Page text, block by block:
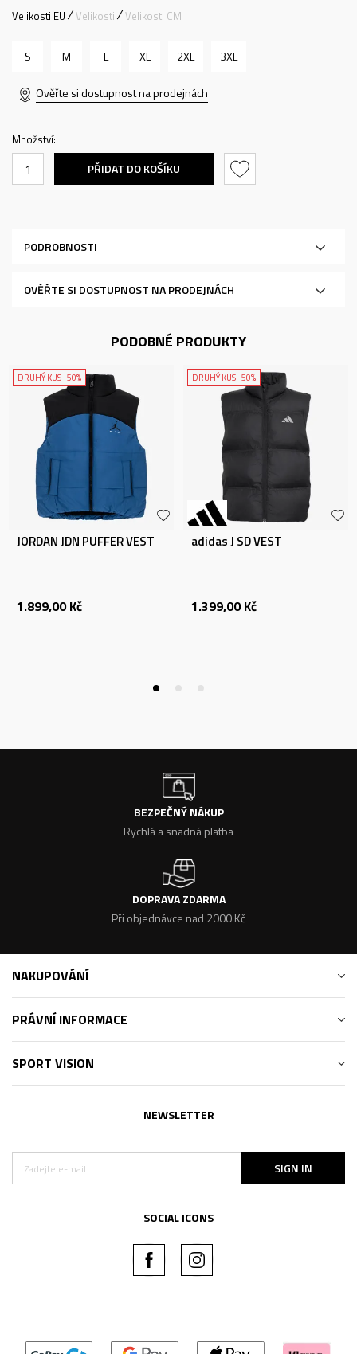
Velikosti EU Velikosti Velikosti CM
S M L XL 2XL 3XL
Ověřte si dostupnost na prodejnách
Množství:
PŘIDAT DO KOŠÍKU
PODROBNOSTI
OVĚŘTE SI DOSTUPNOST NA PRODEJNÁCH
PODOBNÉ PRODUKTY
DRUHÝ KUS -50%
JORDAN JDN PUFFER VEST
1.899,00 Kč
DRUHÝ KUS -50%
adidas J SD VEST
1.399,00 Kč
BEZPEČNÝ NÁKUP
Rychlá a snadná platba
DOPRAVA ZDARMA
Při objednávce nad 2000 Kč
NAKUPOVÁNÍ
PRÁVNÍ INFORMACE
SPORT VISION
NEWSLETTER
SIGN IN
SOCIAL ICONS